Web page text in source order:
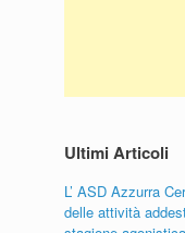
Ultimi Articoli
L’ ASD Azzurra
delle attività